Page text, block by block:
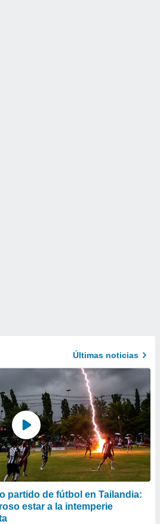
Últimas noticias
partido de fútbol en Tailandia:
estar a la intemperie